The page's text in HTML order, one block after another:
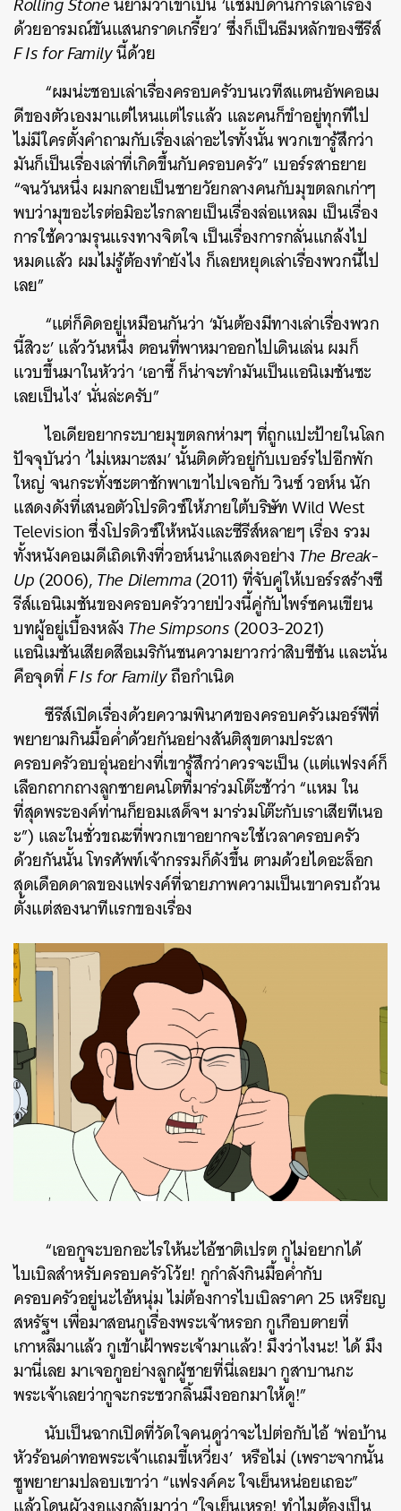
ด้วยอารมณ์ขันแสนกราดเกรี้ยว’ ซึ่งก็เป็นธีมหลักของซีรีส์
F Is for Familyนี้ด้วย
“ผมน่ะชอบเล่าเรื่องครอบครัวบนเวทีสแตนอัพคอเม
ดีของตัวเองมาแต่ไหนแต่ไรแล้ว และคนก็ขำอยู่ทุกทีไป
ไม่มีใครตั้งคำถามกับเรื่องเล่าอะไรทั้งนั้น พวกเขารู้สึกว่า
มันก็เป็นเรื่องเล่าที่เกิดขึ้นกับครอบครัว” เบอร์รสาธยาย
“จนวันหนึ่ง ผมกลายเป็นชายวัยกลางคนกับมุขตลกเก่าๆ
พบว่ามุขอะไรต่อมิอะไรกลายเป็นเรื่องล่อแหลม เป็นเรื่อง
การใช้ความรุนแรงทางจิตใจ เป็นเรื่องการกลั่นแกล้งไป
หมดแล้ว ผมไม่รู้ต้องทำยังไง ก็เลยหยุดเล่าเรื่องพวกนี้ไป
เลย”
“แต่ก็คิดอยู่เหมือนกันว่า ‘มันต้องมีทางเล่าเรื่องพวก
นี้สิวะ’ แล้ววันหนึ่ง ตอนที่พาหมาออกไปเดินเล่น ผมก็
แวบขึ้นมาในหัวว่า ‘เอาซี้ ก็น่าจะทำมันเป็นแอนิเมชันซะ
เลยเป็นไง’ นั่นล่ะครับ”
ไอเดียอยากระบายมุขตลกห่ามๆ ที่ถูกแปะป้ายในโลก
ปัจจุบันว่า ‘ไม่เหมาะสม’ นั้นติดตัวอยู่กับเบอร์รไปอีกพัก
ใหญ่ จนกระทั่งชะตาชักพาเขาไปเจอกับ วินซ์ วอห์น นัก
แสดงดังที่เสนอตัวโปรดิวซ์ให้ภายใต้บริษัท Wild West
Television ซึ่งโปรดิวซ์ให้หนังและซีรีส์หลายๆ เรื่อง รวม
ทั้งหนังคอเมดีเถิดเทิงที่วอห์นนำแสดงอย่างThe Break-
Up(2006),The Dilemma(2011) ที่จับคู่ให้เบอร์รสร้างซี
รีส์แอนิเมชันของครอบครัววายป่วงนี้คู่กับไพร์ซคนเขียน
บทผู้อยู่เบื้องหลังThe Simpsons(2003-2021)
แอนิเมชันเสียดสีอเมริกันชนความยาวกว่าสิบซีซัน และนั่น
คือจุดที่F Is for Familyถือกำเนิด
ซีรีส์เปิดเรื่องด้วยความพินาศของครอบครัวเมอร์ฟีที่
พยายามกินมื้อค่ำด้วยกันอย่างสันติสุขตามประสา
ครอบครัวอบอุ่นอย่างที่เขารู้สึกว่าควรจะเป็น (แต่แฟรงค์ก็
เลือกถากถางลูกชายคนโตที่มาร่วมโต๊ะช้าว่า “แหม ใน
ที่สุดพระองค์ท่านก็ยอมเสด็จฯ มาร่วมโต๊ะกับเราเสียทีเนอ
ะ”) และในชั่วขณะที่พวกเขาอยากจะใช้เวลาครอบครัว
ด้วยกันนั้น โทรศัพท์เจ้ากรรมก็ดังขึ้น ตามด้วยไดอะล็อก
สุดเดือดดาลของแฟรงค์ที่ฉายภาพความเป็นเขาครบถ้วน
ตั้งแต่สองนาทีแรกของเรื่อง
“เออกูจะบอกอะไรให้นะไอ้ชาติเปรต กูไม่อยากได้
ไบเบิลสำหรับครอบครัวโว้ย! กูกำลังกินมื้อค่ำกับ
ครอบครัวอยู่นะไอ้หนุ่ม ไม่ต้องการไบเบิลราคา 25 เหรียญ
สหรัฐฯ เพื่อมาสอนกูเรื่องพระเจ้าหรอก กูเกือบตายที่
เกาหลีมาแล้ว กูเข้าเฝ้าพระเจ้ามาแล้ว! มึงว่าไงนะ! ได้ มึง
มานี่เลย มาเจอกูอย่างลูกผู้ชายที่นี่เลยมา กูสาบานกะ
พระเจ้าเลยว่ากูจะกระซวกลิ้นมึงออกมาให้ดู!”
นับเป็นฉากเปิดที่วัดใจคนดูว่าจะไปต่อกับไอ้ ‘พ่อบ้าน
หัวร้อนด่าทอพระเจ้าแถมขี้เหวี่ยง’ หรือไม่ (เพราะจากนั้น
ซูพยายามปลอบเขาว่า “แฟรงค์คะ ใจเย็นหน่อยเถอะ”